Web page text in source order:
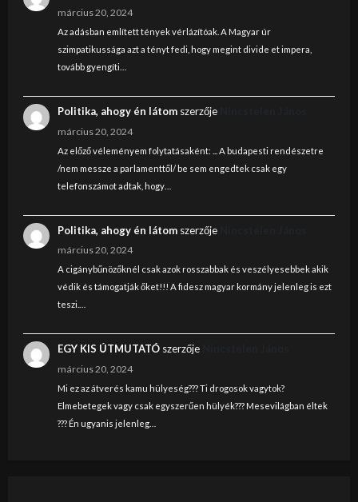
március 20, 2024
Az adásban említett tények vérlázítóak. A Magyar úr
szimpatikussága azt a tényt fedi, hogy megint divide et impera,
tovább gyengíti…
Politika, ahogy én látomszerzője
március 20, 2024
Az előző véleményem folytatásaként: ... A budapesti rendészetre
/nem messze a parlamenttől/ be sem engedtek csak egy
telefonszámot adtak, hogy…
Politika, ahogy én látomszerzője
március 20, 2024
A cigánybűnözőknél csak azok rosszabbak és veszélyesebbek akik
védik és támogatják őket!!! A fidesz magyar kormány jelenleg is ezt
teszi.…
EGY KIS ÚTMUTATÓszerzője
március 20, 2024
Mi ez az átverés kamu hülyeség??? Ti drogosok vagytok?
Elmebetegek vagy csak egyszerűen hülyék??? Mesevilágban éltek
??? Én ugyanis jelenleg…